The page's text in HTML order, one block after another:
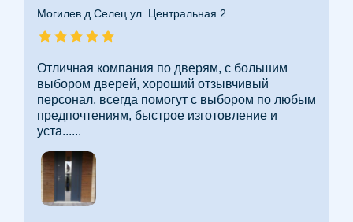
Могилев д.Селец ул. Центральная 2
Отличная компания по дверям, с большим
выбором дверей, хороший отзывчивый
персонал, всегда помогут с выбором по любым
предпочтениям, быстрое изготовление и
уста......